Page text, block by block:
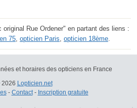
Rue Ordener" en partant des liens :
75, opticien Paris, opticien 18ème.
et horaires des opticiens en France
Lopticien.net
- Contact- Inscription gratuite